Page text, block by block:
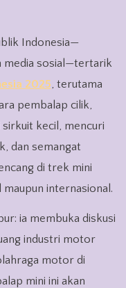
media sosial—tertarik
2025, terutama
pembalap cilik,
kecil, mencuri
dan semangat
di trek mini
internasional.
ia membuka diskusi
industri motor
motor di
mini ini akan